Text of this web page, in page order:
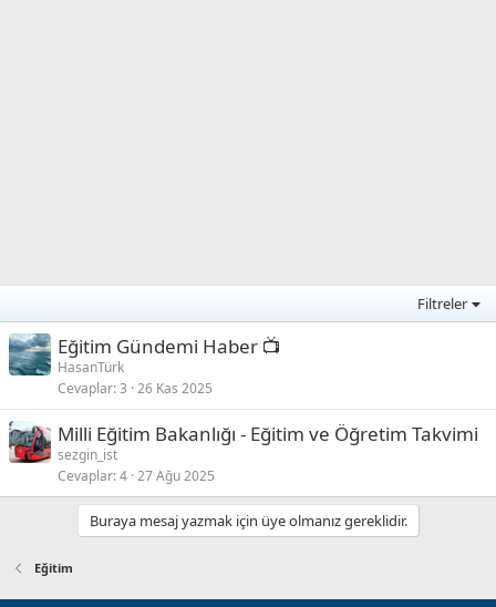
Filtreler
Eğitim Gündemi Haber 📺
HasanTürk
Cevaplar 3 26 Kas 2025
Milli Eğitim Bakanlığı - Eğitim ve Öğretim Takvimi
sezgin_ist
Cevaplar 4 27 Ağu 2025
Buraya mesaj yazmak için üye olmanız gereklidir.
Eğitim